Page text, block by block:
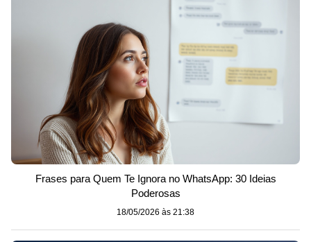
Frases para Quem Te Ignora no WhatsApp: 30 Ideias
Poderosas
18/05/2026 às 21:38